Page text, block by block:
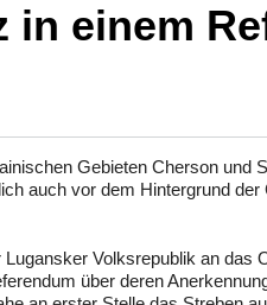
in einem
Gebieten Cherson und
auch vor dem Hintergrund
Volksrepublik an das
über deren